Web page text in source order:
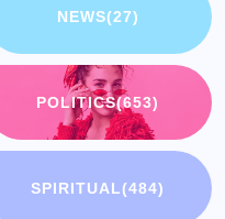
NEWS(27)
POLITICS(653)
SPIRITUAL(484)